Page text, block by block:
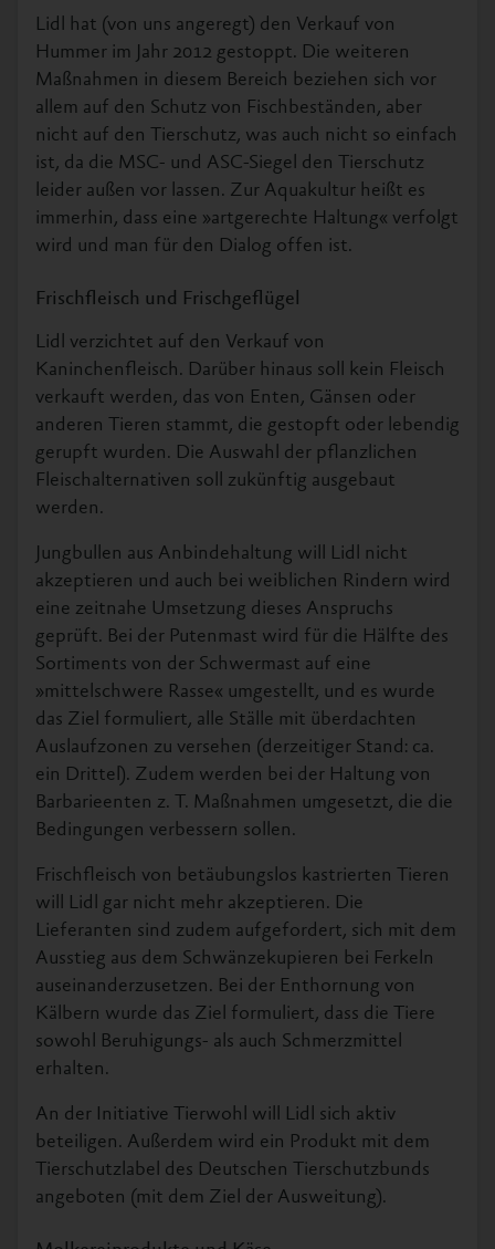
Lidl hat (von uns angeregt) den Verkauf von
Hummer im Jahr 2012 gestoppt. Die weiteren
Maßnahmen in diesem Bereich beziehen sich vor
allem auf den Schutz von Fischbeständen, aber
nicht auf den Tierschutz, was auch nicht so einfach
ist, da die MSC- und ASC-Siegel den Tierschutz
leider außen vor lassen. Zur Aquakultur heißt es
immerhin, dass eine »artgerechte Haltung« verfolgt
wird und man für den Dialog offen ist.
Frischfleisch und Frischgeflügel
Lidl verzichtet auf den Verkauf von
Kaninchenfleisch. Darüber hinaus soll kein Fleisch
verkauft werden, das von Enten, Gänsen oder
anderen Tieren stammt, die gestopft oder lebendig
gerupft wurden. Die Auswahl der pflanzlichen
Fleischalternativen soll zukünftig ausgebaut
werden.
Jungbullen aus Anbindehaltung will Lidl nicht
akzeptieren und auch bei weiblichen Rindern wird
eine zeitnahe Umsetzung dieses Anspruchs
geprüft. Bei der Putenmast wird für die Hälfte des
Sortiments von der Schwermast auf eine
»mittelschwere Rasse« umgestellt, und es wurde
das Ziel formuliert, alle Ställe mit überdachten
Auslaufzonen zu versehen (derzeitiger Stand: ca.
ein Drittel). Zudem werden bei der Haltung von
Barbarieenten z. T. Maßnahmen umgesetzt, die die
Bedingungen verbessern sollen.
Frischfleisch von betäubungslos kastrierten Tieren
will Lidl gar nicht mehr akzeptieren. Die
Lieferanten sind zudem aufgefordert, sich mit dem
Ausstieg aus dem Schwänzekupieren bei Ferkeln
auseinanderzusetzen. Bei der Enthornung von
Kälbern wurde das Ziel formuliert, dass die Tiere
sowohl Beruhigungs- als auch Schmerzmittel
erhalten.
An der Initiative Tierwohl will Lidl sich aktiv
beteiligen. Außerdem wird ein Produkt mit dem
Tierschutzlabel des Deutschen Tierschutzbunds
angeboten (mit dem Ziel der Ausweitung).